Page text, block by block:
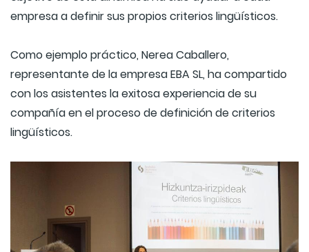
empresa a definir sus propios criterios lingüísticos.
Como ejemplo práctico, Nerea Caballero,
representante de la empresa EBA SL, ha compartido
con los asistentes la exitosa experiencia de su
compañía en el proceso de definición de criterios
lingüísticos.